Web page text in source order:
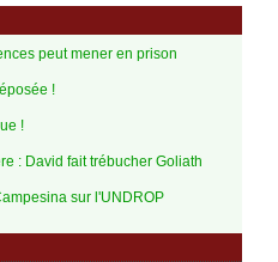
peut mener en prison
!
!
: David fait trébucher Goliath
sur l'UNDROP